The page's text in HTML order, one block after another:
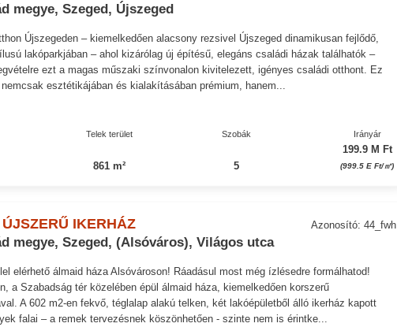
megye, Szeged, Újszeged
Újszegeden – kiemelkedően alacsony rezsivel Újszeged dinamikusan fejlődő,
lakóparkjában – ahol kizárólag új építésű, elegáns családi házak találhatók –
ezt a magas műszaki színvonalon kivitelezett, igényes családi otthont. Ez
esztétikájában és kialakításában prémium, hanem...
Telek terület
861 m²
Szobák
5
Irányár
199.9 M Ft
(999.5 E Ft/㎡)
IKERHÁZ
megye, Szeged, (Alsóváros), Világos utca
Azonosító: 44_fwh
elérhető álmaid háza Alsóvároson! Ráadásul most még ízlésedre formálhatod!
a Szabadság tér közelében épül álmaid háza, kiemelkedően korszerű
A 602 m2-en fekvő, téglalap alakú telken, két lakóépületből álló ikerház kapott
falai – a remek tervezésnek köszönhetően - szinte nem is érintke...